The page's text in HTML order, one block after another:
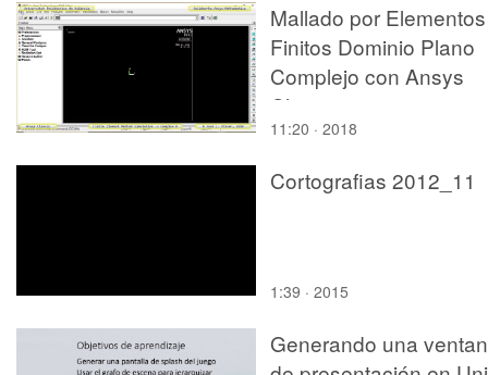
Mallado por Elementos
Finitos Dominio Plano
Complejo con Ansys
Classic - v2017
11:20 · 2018
Cortografias 2012_11
1:39 · 2015
Generando una